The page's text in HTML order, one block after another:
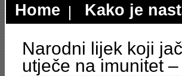
Home Kako je
Narodni lijek koji
utječe na imunitet –